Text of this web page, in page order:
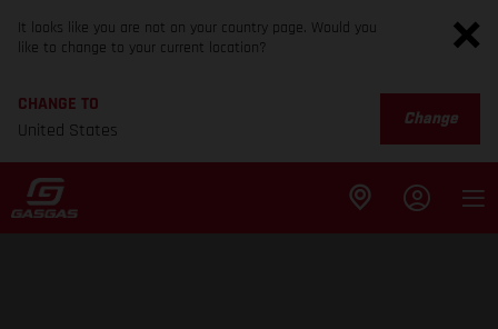
It looks like you are not on your country page. Would you
like to change to your current location?
CHANGE TO
United States
Change